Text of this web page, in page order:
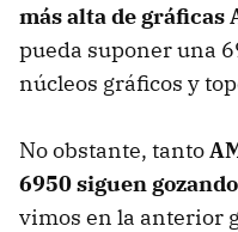
más alta de gráficas
pueda suponer una
núcleos gráficos y
No obstante, tanto
6950 siguen
vimos en la anterior